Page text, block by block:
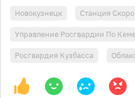
Новокузнецк Станция
Управление Росгвардии По
Росгвардия Кузбасса